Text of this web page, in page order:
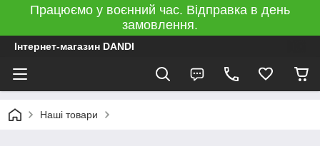
Працюємо у воєнний час. Відправка в день
замовлення.
Інтернет-магазин DANDI
Наші товари